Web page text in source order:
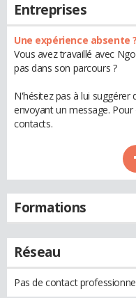
Entreprises
Une expérience absente ?
Vous avez travaillé avec
pas dans son parcours ?
N'hésitez pas à lui suggérer
envoyant un message.
contacts.
Formations
Réseau
Pas de contact